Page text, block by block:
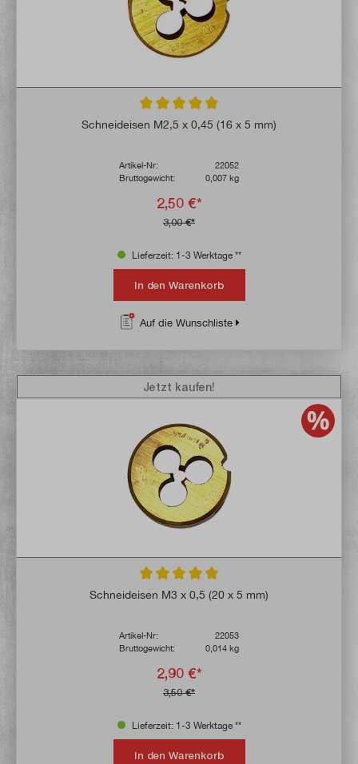
Durchschnittliche Bewertung von 4.8 von
Schneideisen M2,5 x 0,45 (16 x 5 mm)
Artikel-Nr:
22052
Bruttogewicht:
0,007 kg
2,50 €*
3,00 €*
Lieferzeit: 1-3 Werktage **
In den Warenkorb
Auf die Wunschliste
Durchschnittliche Bewertung von 5 von 5
Schneideisen M3 x 0,5 (20 x 5 mm)
Artikel-Nr:
22053
Bruttogewicht:
0,014 kg
2,90 €*
3,50 €*
Jetzt kaufen!
Lieferzeit: 1-3 Werktage **
In den Warenkorb